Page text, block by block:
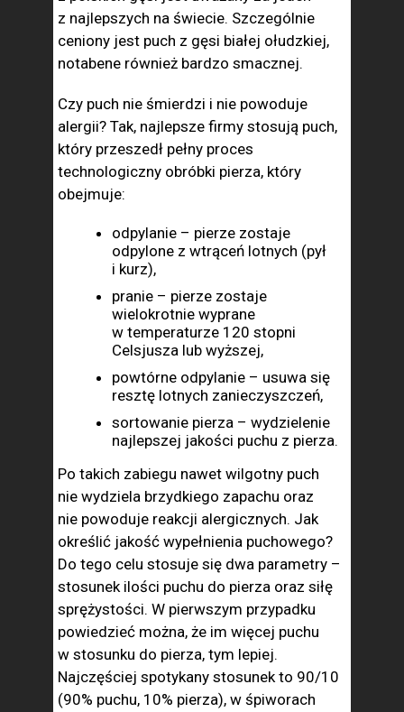
z najlepszych na świecie. Szczególnie
ceniony jest puch z gęsi białej ołudzkiej,
notabene również bardzo smacznej.
Czy puch nie śmierdzi i nie powoduje
alergii? Tak, najlepsze firmy stosują puch,
który przeszedł pełny proces
technologiczny obróbki pierza, który
obejmuje:
odpylanie – pierze zostaje
odpylone z wtrąceń lotnych (pył
i kurz),
pranie – pierze zostaje
wielokrotnie wyprane
w temperaturze 120 stopni
Celsjusza lub wyższej,
powtórne odpylanie – usuwa się
resztę lotnych zanieczyszczeń,
sortowanie pierza – wydzielenie
najlepszej jakości puchu z pierza.
Po takich zabiegu nawet wilgotny puch
nie wydziela brzydkiego zapachu oraz
nie powoduje reakcji alergicznych. Jak
określić jakość wypełnienia puchowego?
Do tego celu stosuje się dwa parametry –
stosunek ilości puchu do pierza oraz siłę
sprężystości. W pierwszym przypadku
powiedzieć można, że im więcej puchu
w stosunku do pierza, tym lepiej.
Najczęściej spotykany stosunek to 90/10
(90% puchu, 10% pierza), w śpiworach